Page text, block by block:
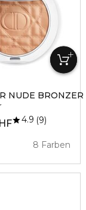
NUDE BRONZER
8 Farben
4.9 9